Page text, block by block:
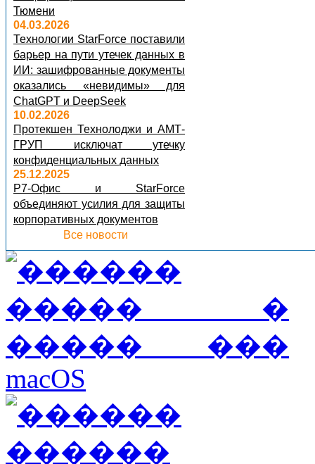
Тюмени
04.03.2026
Технологии StarForce поставили
барьер на пути утечек данных в
ИИ: зашифрованные документы
оказались «невидимы» для
ChatGPT и DeepSeek
10.02.2026
Протекшен Технолоджи и АМТ-
ГРУП исключат утечку
конфиденциальных данных
25.12.2025
Р7-Офис и StarForce
объединяют усилия для защиты
корпоративных документов
Все новости